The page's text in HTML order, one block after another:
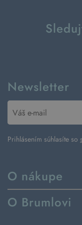
O nákupe
Spôsoby dodania a
Vrátenie tovaru a
O Brumlovi
Newsletter
Prihlásením súhlasíte so